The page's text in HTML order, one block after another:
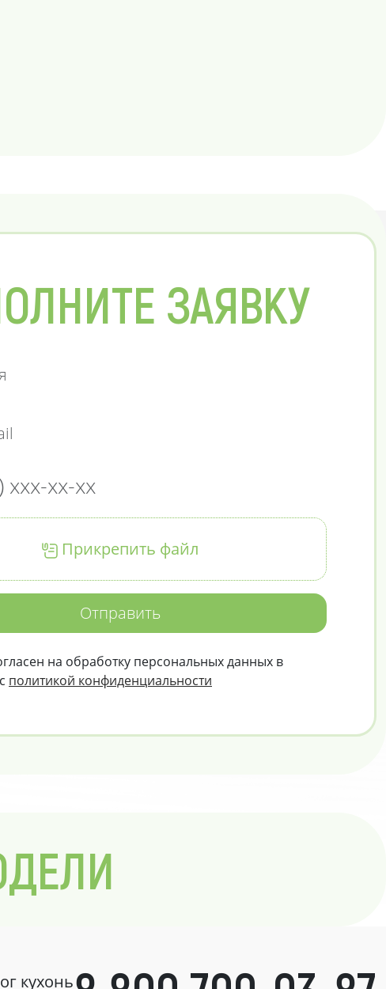
ЗАЯВКУ
Прикрепить файл
Отправить
на обработку персональных данных в
политикой конфиденциальности
кухонь